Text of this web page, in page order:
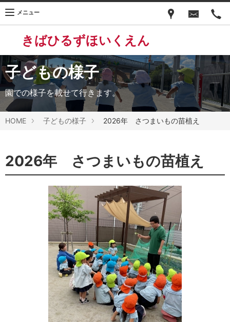
きばひるずほいくえん
メニュー
子どもの様子
園での様子を載せて行きます。
HOME 子どもの様子 2026年 さつまいもの苗植え
2026年 さつまいもの苗植え